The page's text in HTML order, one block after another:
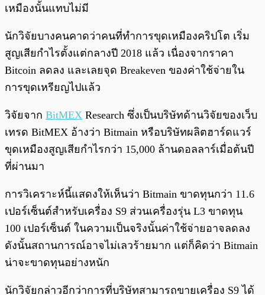
เหมืองนั้นแทบไม่มี
นักวิจัยบางคนคาดว่าคนที่ทำการขุดเหมืองคริปโต เริ่ม
สูญเสียกำไรตั้งแต่กลางปี 2018 แล้ว เนื่องจากราคา
Bitcoin ลดลง และเลยจุด Breakeven ของค่าใช้จ่ายใน
การขุดเหรียญไปแล้ว
วิจัยจาก BitMEX Research ซึ่งเป็นบริษัทด้านวิจัยของเว็บ
เทรด BitMEX อ้างว่า Bitmain หรือบริษัทผลิตฮาร์ดแวร์
ขุดเหมืองสูญเสียกำไรกว่า 15,000 ล้านดอลลาร์เมื่อต้นปี
ที่ผ่านมา
การวิเคราะห์นี้แสดงให้เห็นว่า Bitmain ขาดทุนกว่า 11.6
เปอร์เซ็นต์สำหรับเครื่อง S9 ส่วนเครื่องรุ่น L3 ขาดทุน
100 เปอร์เซ็นต์ ในความเป็นจริงนั้นค่าใช้จ่ายอาจลดลง
ดังนั้นสถานการณ์อาจไม่เลวร้ายมาก แต่ก็คิดว่า Bitmain
น่าจะขาดทุนอย่างหนัก
นักวิจัยกล่าวอีกว่าการที่บริษัทสามารถขายเครื่อง S9 ได้